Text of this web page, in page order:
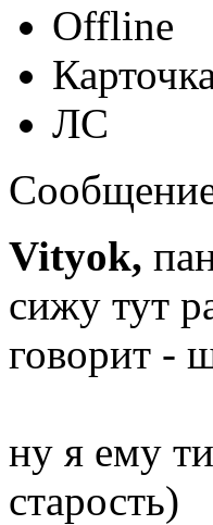
Offline
ЛС
Vityok,
сижу тут
говорит -
ну я ему
старость)